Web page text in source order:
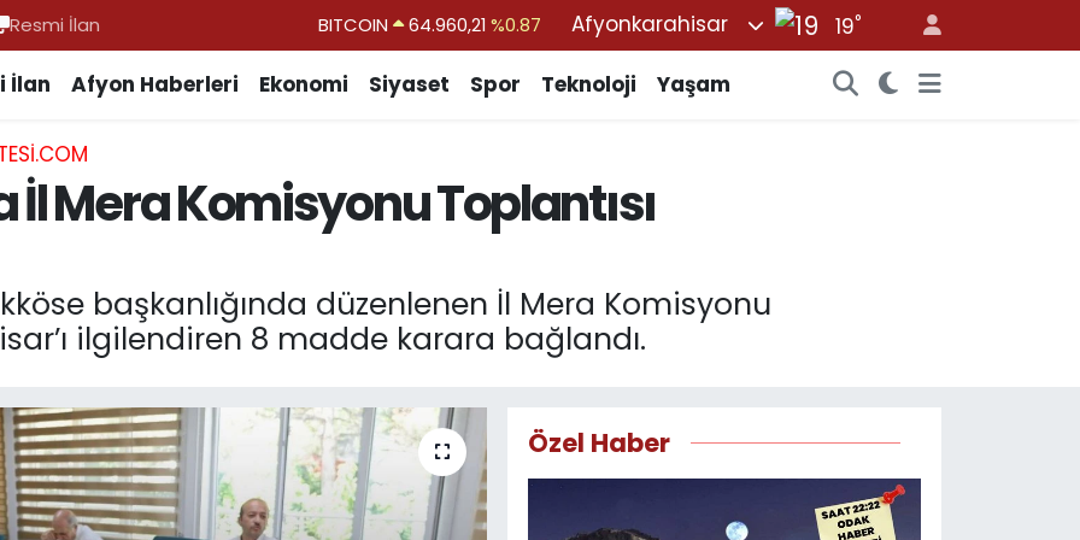
Resmi İlan DOLAR 47,7436%0.18
BİST100
13.779%-14
BITCOIN
%0.87
Afyonkarahisar 19°
İlan Afyon Haberleri Ekonomi Siyaset Spor Teknoloji Yaşam
Mera Komisyonu Toplantısı
başkanlığında düzenlenen İl Mera Komisyonu
ilgilendiren 8 madde karara bağlandı.
Özel Haber